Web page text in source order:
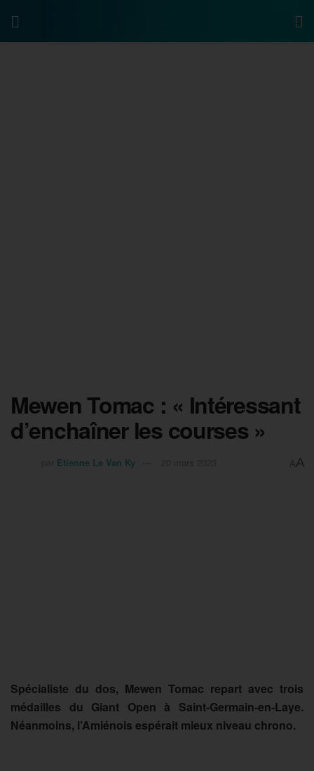
Mewen Tomac : « Intéressant
d’enchaîner les courses »
Etienne Le Van Ky AA
Spécialiste du dos, Mewen Tomac repart avec trois
médailles du Giant Open à Saint-Germain-en-Laye.
Néanmoins, l’Amiénois espérait mieux niveau chrono.